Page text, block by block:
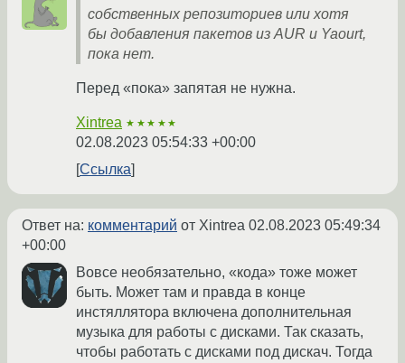
собственных репозиториев или хотя
бы добавления пакетов из AUR и Yaourt,
пока нет.
Перед «пока» запятая не нужна.
Xintrea ★★★★★
02.08.2023 05:54:33 +00:00
Ссылка
Ответ на: комментарий от Xintrea 02.08.2023 05:49:34
+00:00
Вовсе необязательно, «кода» тоже может
быть. Может там и правда в конце
инстяллятора включена дополнительная
музыка для работы с дисками. Так сказать,
чтобы работать с дисками под дискач. Тогда